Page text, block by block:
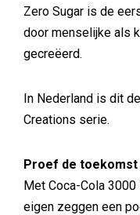
Zero Sugar is de
door menselijke als
gecreëerd.
In Nederland is dit
Creations serie.
Proef de toekomst
Met Coca-Cola 3000
eigen zeggen een